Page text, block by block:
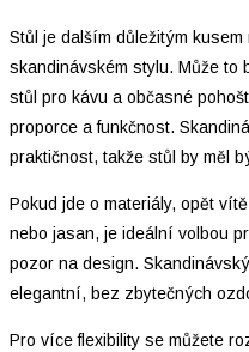
Stůl je dalším důležitým
skandinávském stylu. Může to
stůl pro kávu a občasné
proporce a funkčnost.
praktičnost, takže stůl by měl
Pokud jde o materiály, opět
nebo jasan, je ideální volbou
pozor na design.
elegantní, bez zbytečných
Pro více flexibility se můžete